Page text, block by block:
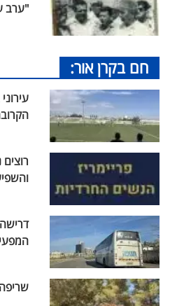
"ערב
חם בקרן אור: